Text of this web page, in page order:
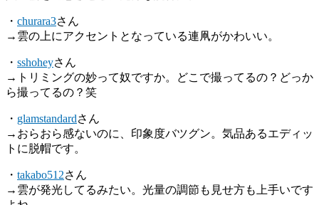
・ churara3さん
→雲の上にアクセントとなっている連凧がかわいい。
・ sshoheyさん
→トリミングの妙って奴ですか。どこで撮ってるの？どっか
ら撮ってるの？笑
・ glamstandardさん
→おらおら感ないのに、印象度バツグン。気品あるエディッ
トに脱帽です。
・ takabo512さん
→雲が発光してるみたい。光量の調節も見せ方も上手いです